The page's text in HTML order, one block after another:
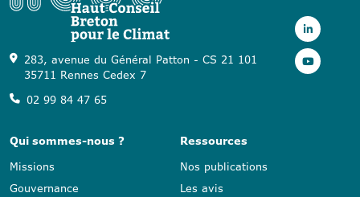
283, avenue du Général Patton - CS 21 101
35711 Rennes Cedex 7
02 99 84 47 65
Qui sommes-nous ?
Missions
Gouvernance
Ressources
Nos publications
Les avis